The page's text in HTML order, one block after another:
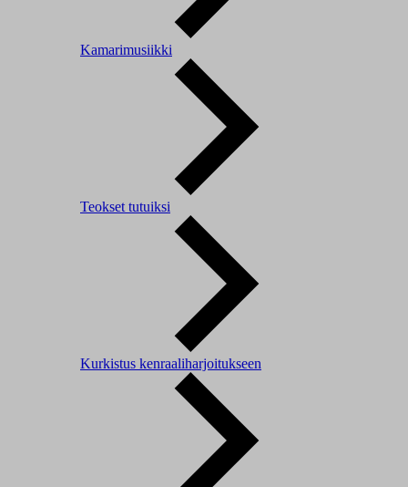
Kamarimusiikki
Teokset tutuiksi
Kurkistus kenraaliharjoitukseen